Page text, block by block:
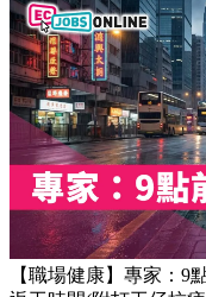
【OT戒斷攻略】工作
習慣